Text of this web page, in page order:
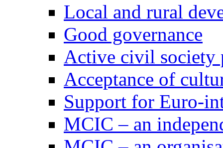
Local and rural
Good governance
Active civil society
Acceptance of
Support for Euro-
MCIC – an